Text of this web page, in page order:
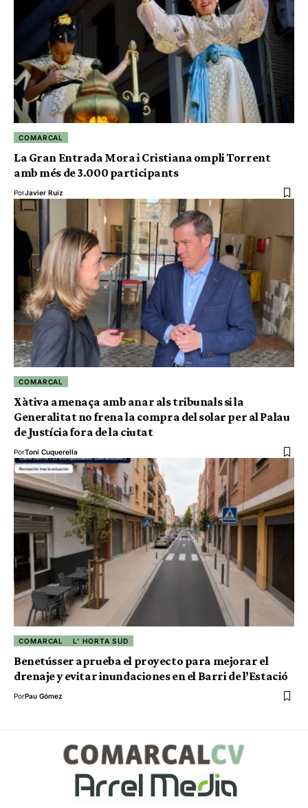
COMARCAL
La Gran Entrada Mora i Cristiana ompli Torrent
amb més de 3.000 participants
PorJavier Ruiz
COMARCAL
Xàtiva amenaça amb anar als tribunals si la
Generalitat no frena la compra del solar per al Palau
de Justícia fora de la ciutat
PorToni Cuquerella
COMARCAL L' HORTA SUD
Benetússer aprueba el proyecto para mejorar el
drenaje y evitar inundaciones en el Barri de l’Estació
PorPau Gómez